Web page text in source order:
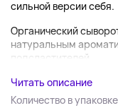
сильной версии себя.
Органический
натуральным
подсластителей...
Читать описание
Количество в упаковке